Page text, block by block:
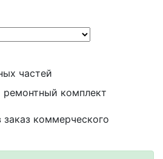
частей
комплект
коммерческого